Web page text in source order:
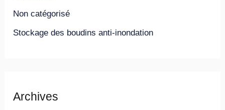
Non catégorisé
Stockage des boudins anti-inondation
Archives